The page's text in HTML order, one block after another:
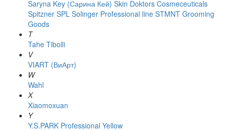
Saryna Key (Сарина Кей) Skin Doktors Cosmeceuticals
Spitzner SPL Solinger Professional line STMNT Grooming
Goods
T
Tahe Tibolli
V
VIART (ВиАрт)
W
Wahl
X
Xiaomoxuan
Y
Y.S.PARK Professional Yellow